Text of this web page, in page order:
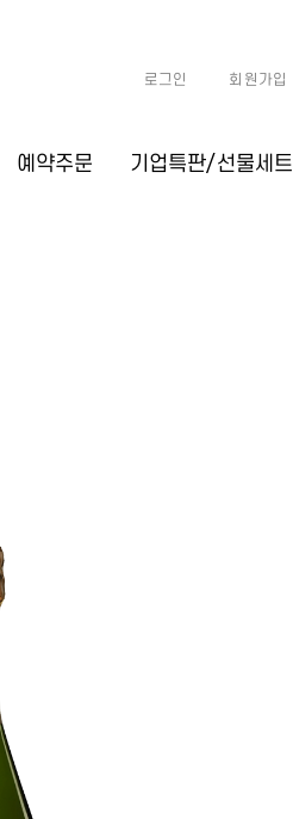
예약주문 기업특판/선물세트
로그인 회원가입